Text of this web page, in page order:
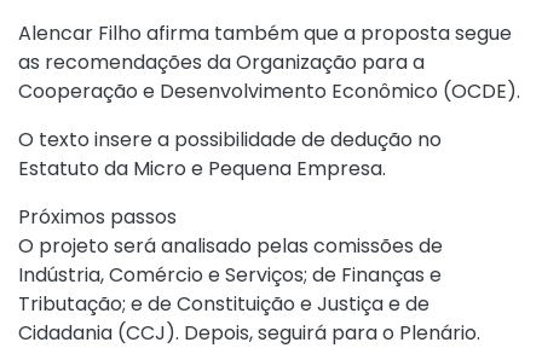
Alencar Filho afirma também que a proposta segue
as recomendações da Organização para a
Cooperação e Desenvolvimento Econômico (OCDE).
O texto insere a possibilidade de dedução no
Estatuto da Micro e Pequena Empresa.
Próximos passos
O projeto será analisado pelas comissões de
Indústria, Comércio e Serviços; de Finanças e
Tributação; e de Constituição e Justiça e de
Cidadania (CCJ). Depois, seguirá para o Plenário.